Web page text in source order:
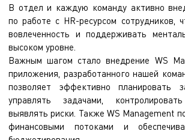
В отдел и каждую команду активно
по работе с HR-ресурсом сотрудников,
вовлеченность и поддерживать
высоком уровне.
Важным шагом стало внедрение WS
приложения, разработанного нашей
позволяет эффективно планировать
управлять задачами,
выявлять риски. Также WS Management
финансовыми потоками и